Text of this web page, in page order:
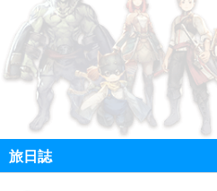
旅日誌